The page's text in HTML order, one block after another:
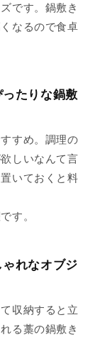
です。鍋敷き
なるので食卓
ったりな鍋敷
すめ。調理の
しいなんて言
いておくと料
す。
れなオブジ
収納すると立
る藁の鍋敷き